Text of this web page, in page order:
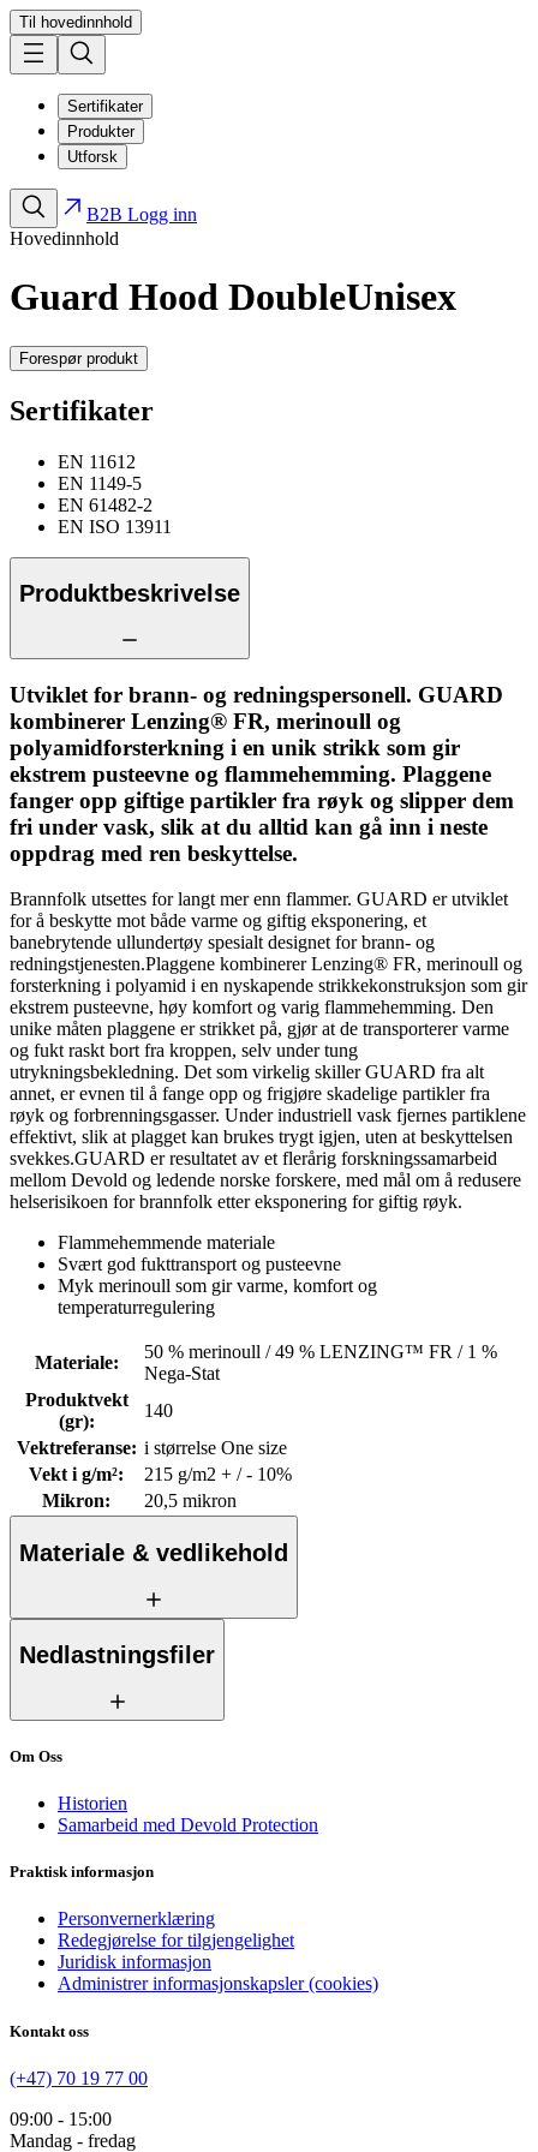
Til hovedinnhold
Sertifikater
Produkter
Utforsk
B2B Logg inn
Hovedinnhold
Guard Hood DoubleUnisex
Forespør produkt
Sertifikater
EN 11612
EN 1149-5
EN 61482-2
EN ISO 13911
Produktbeskrivelse
Utviklet for brann- og redningspersonell. GUARD
kombinerer Lenzing® FR, merinoull og
polyamidforsterkning i en unik strikk som gir
ekstrem pusteevne og flammehemming. Plaggene
fanger opp giftige partikler fra røyk og slipper dem
fri under vask, slik at du alltid kan gå inn i neste
oppdrag med ren beskyttelse.
Brannfolk utsettes for langt mer enn flammer. GUARD er utviklet
for å beskytte mot både varme og giftig eksponering, et
banebrytende ullundertøy spesialt designet for brann- og
redningstjenesten.Plaggene kombinerer Lenzing® FR, merinoull og
forsterkning i polyamid i en nyskapende strikkekonstruksjon som gir
ekstrem pusteevne, høy komfort og varig flammehemming. Den
unike måten plaggene er strikket på, gjør at de transporterer varme
og fukt raskt bort fra kroppen, selv under tung
utrykningsbekledning. Det som virkelig skiller GUARD fra alt
annet, er evnen til å fange opp og frigjøre skadelige partikler fra
røyk og forbrenningsgasser. Under industriell vask fjernes partiklene
effektivt, slik at plagget kan brukes trygt igjen, uten at beskyttelsen
svekkes.GUARD er resultatet av et flerårig forskningssamarbeid
mellom Devold og ledende norske forskere, med mål om å redusere
helserisikoen for brannfolk etter eksponering for giftig røyk.
Flammehemmende materiale
Svært god fukttransport og pusteevne
Myk merinoull som gir varme, komfort og
temperaturregulering
Materiale:
50 % merinoull / 49 % LENZING™ FR / 1 %
Nega-Stat
Produktvekt
(gr):
140
Vektreferanse: i størrelse One size
Vekt i g/m²:
215 g/m2 + / - 10%
Mikron: 20,5 mikron
Materiale & vedlikehold
Nedlastningsfiler
Om Oss
Historien
Samarbeid med Devold Protection
Praktisk informasjon
Personvernerklæring
Redegjørelse for tilgjengelighet
Juridisk informasjon
Administrer informasjonskapsler (cookies)
Kontakt oss
(+47) 70 19 77 00
09:00 - 15:00
Mandag - fredag